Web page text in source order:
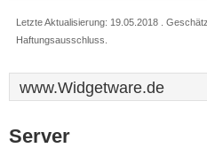
Letzte Aktualisierung: 19.05.2018 .
Haftungsausschluss.
www.Widgetware.de
Server